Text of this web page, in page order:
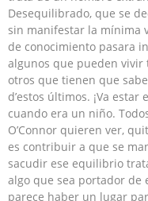
Desequilibrado, que se
sin manifestar la mínima
de conocimiento pasara
algunos que pueden
otros que tienen que
d’estos últimos. ¡Va
cuando era un niño.
O’Connor quieren ver,
es contribuir a que se
sacudir ese equilibrio
algo que sea portador de
parece haber un lugar